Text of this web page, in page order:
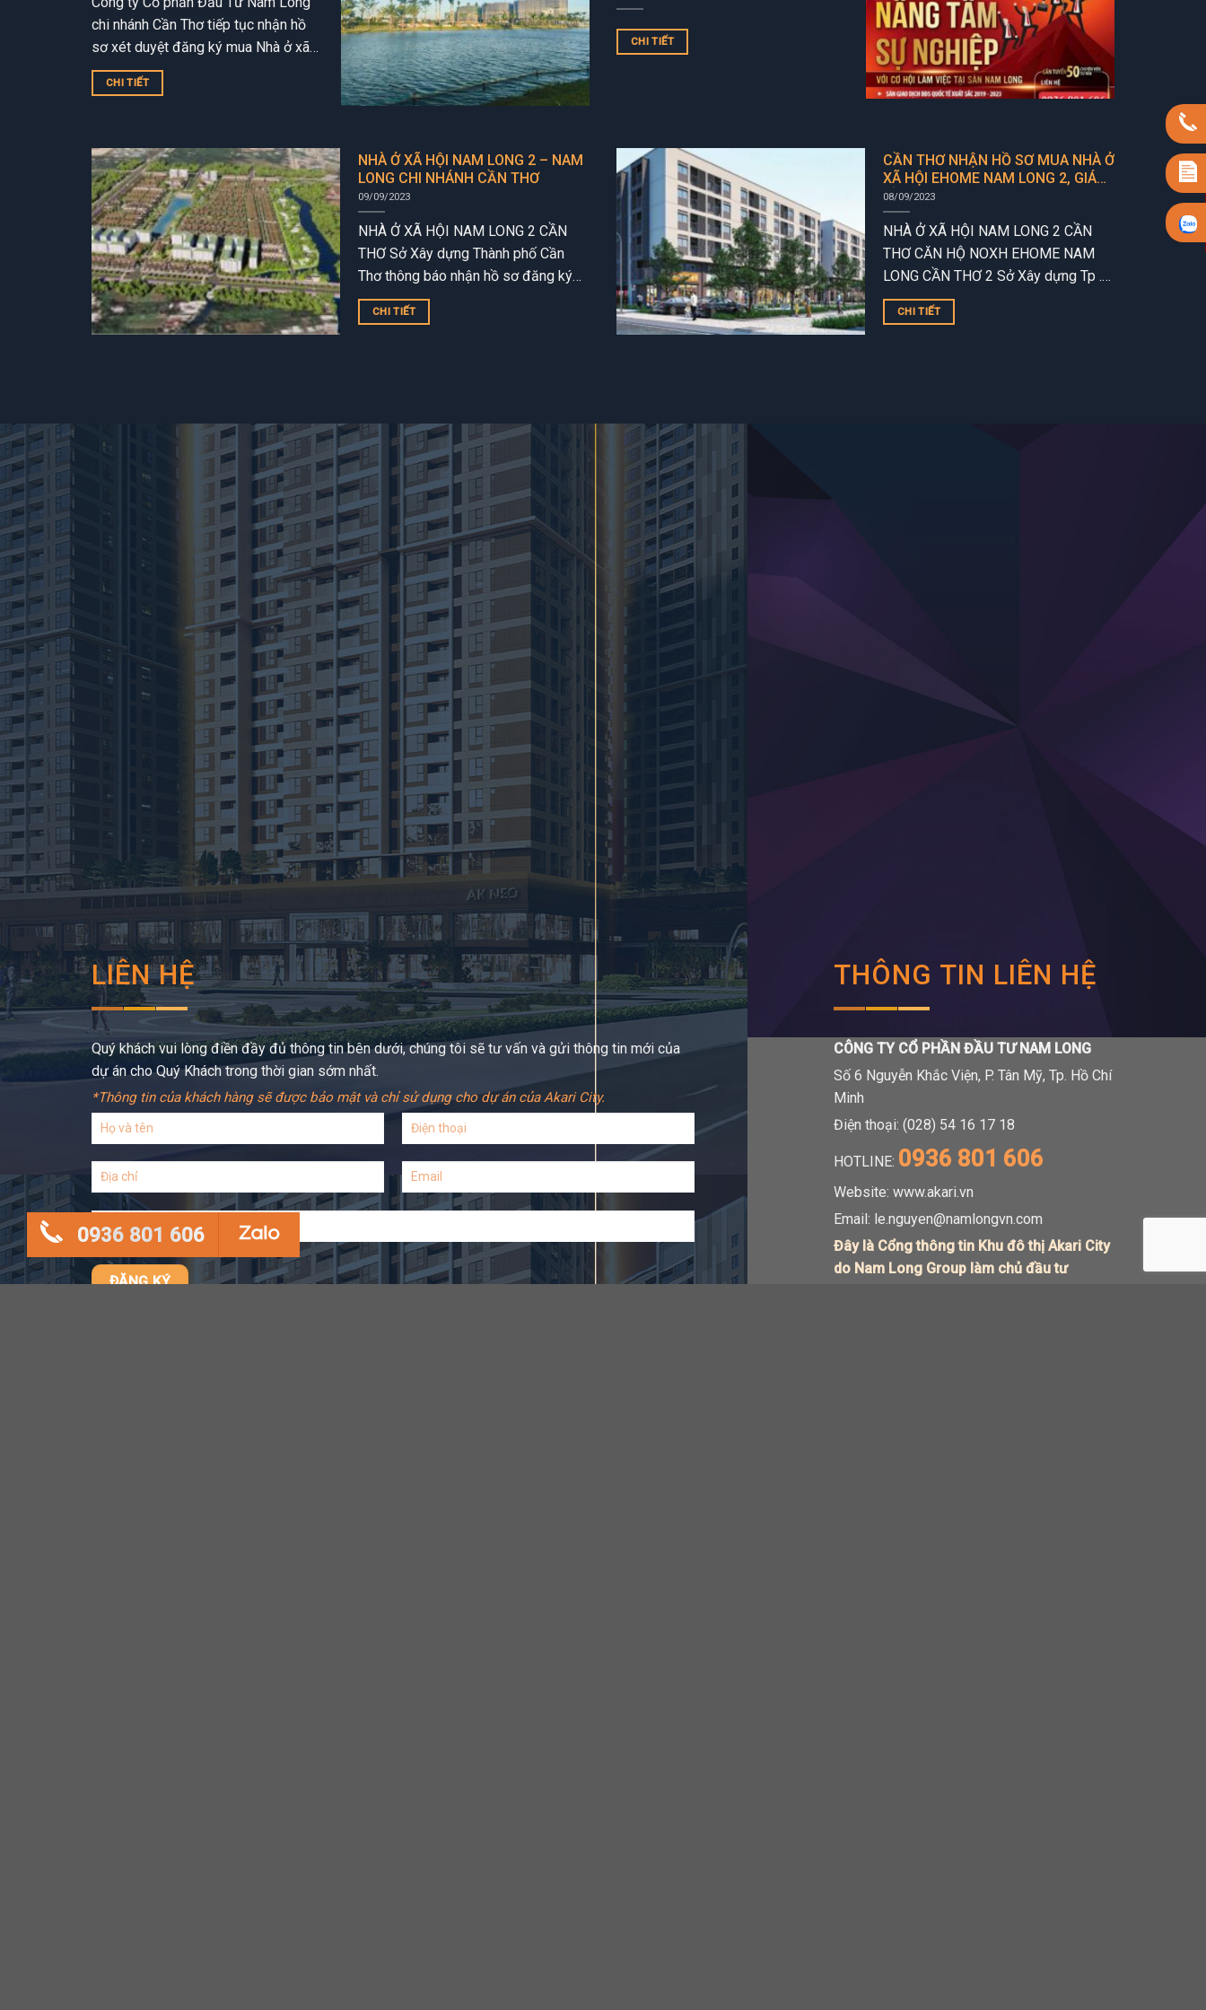
chi nhánh Cần Thơ tiếp tục nhận hồ
sơ xét duyệt đăng ký mua Nhà ở xã
hội Nam Long 2 Cần...
CHI TIẾT
100 TRIỆU/THÁNG
CHI TIẾT
NHÀ Ở XÃ HỘI NAM LONG 2 – NAM
LONG CHI NHÁNH CẦN THƠ
09/09/2023
NHÀ Ở XÃ HỘI NAM LONG 2 CẦN
THƠ Sở Xây dựng Thành phố Cần
Thơ thông báo nhận hồ sơ đăng ký
mua gần 962 căn nhà ở xã...
CHI TIẾT
CẦN THƠ NHẬN HỒ SƠ MUA NHÀ Ở
XÃ HỘI EHOME NAM LONG 2, GIÁ
GẦN 16 TRIỆU/M2
08/09/2023
NHÀ Ở XÃ HỘI NAM LONG 2 CẦN
THƠ CĂN HỘ NOXH EHOME NAM
LONG CẦN THƠ 2 Sở Xây dựng Tp .
Cần Thơ thông báo nhận hồ sơ...
CHI TIẾT
THÔNG TIN LIÊN HỆ
CÔNG TY CỔ PHẦN ĐẦU TƯ NAM LONG
Số 6 Nguyễn Khắc Viện, P. Tân Mỹ, Tp. Hồ Chí
Minh
Điện thoại: (028) 54 16 17 18
HOTLINE: 0936 801 606
Website: www.akari.vn
Email: le.nguyen@namlongvn.com
Đây là Cổng thông tin Khu đô thị Akari City
do Nam Long Group làm chủ đầu tư
LIÊN HỆ
Quý khách vui lòng điền đầy đủ thông tin bên dưới, chúng tôi sẽ tư vấn và gửi thông tin mới của
dự án cho Quý Khách trong thời gian sớm nhất.
*Thông tin của khách hàng sẽ được bảo mật và chỉ sử dụng cho dự án của Akari City.
0936 801 606